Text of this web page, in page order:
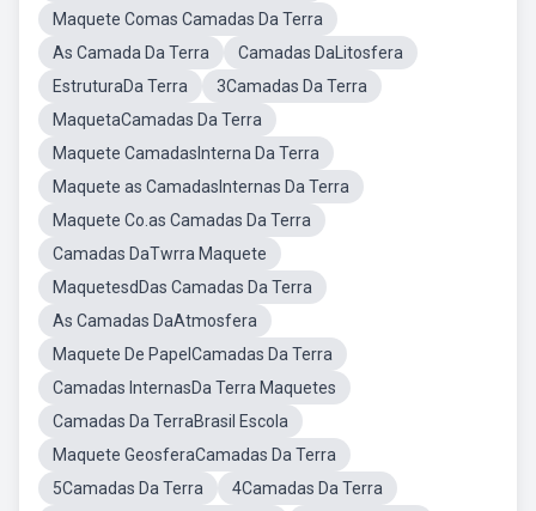
Maquete Comas Camadas Da Terra
As Camada Da Terra
Camadas DaLitosfera
EstruturaDa Terra
3Camadas Da Terra
MaquetaCamadas Da Terra
Maquete CamadasInterna Da Terra
Maquete as CamadasInternas Da Terra
Maquete Co.as Camadas Da Terra
Camadas DaTwrra Maquete
MaquetesdDas Camadas Da Terra
As Camadas DaAtmosfera
Maquete De PapelCamadas Da Terra
Camadas InternasDa Terra Maquetes
Camadas Da TerraBrasil Escola
Maquete GeosferaCamadas Da Terra
5Camadas Da Terra
4Camadas Da Terra